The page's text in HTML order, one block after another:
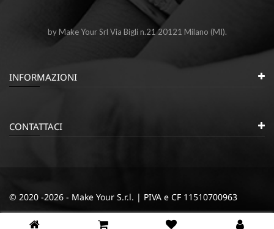
by Make Your Srl Via Bigli n.21 20121 Milano (MI).
INFORMAZIONI
CONTATTACI
© 2020 -2026 - Make Your S.r.l. | PIVA e CF 11510700963
Privacy e Cookie Policy Termini e condizioni |Cookie